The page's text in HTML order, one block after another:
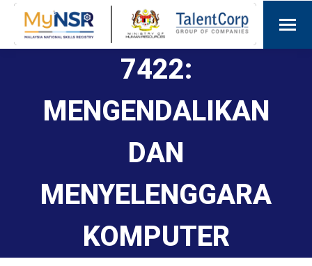
7422:
MENGENDALIKAN
DAN
MENYELENGGARA
KOMPUTER